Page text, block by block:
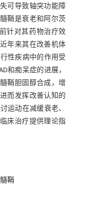
可导致轴突功能障
鞘是衰老和阿尔茨
针对其药物治疗效
年来其在改善机体
性疾病中的作用受
和痴呆症的进展，
鞘胆固醇合成，增
而发挥改善认知的
运动在减缓衰老、
床治疗提供理论指
髓鞘